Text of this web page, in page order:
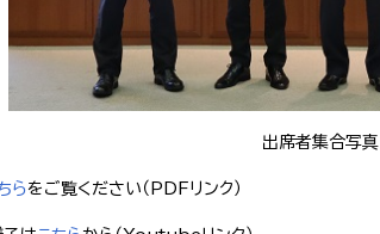
出席者集合写真
らをご覧ください（PDFリンク）